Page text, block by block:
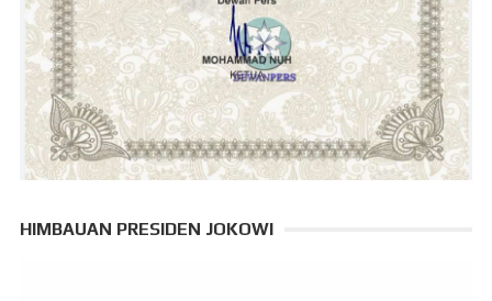
HIMBAUAN PRESIDEN JOKOWI